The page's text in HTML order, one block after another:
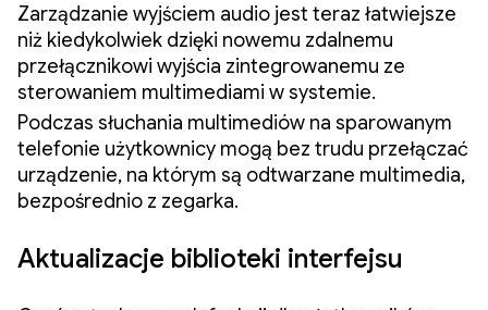
Zarządzanie wyjściem audio jest teraz łatwiejsze
niż kiedykolwiek dzięki nowemu zdalnemu
przełącznikowi wyjścia zintegrowanemu ze
sterowaniem multimediami w systemie.
Podczas słuchania multimediów na sparowanym
telefonie użytkownicy mogą bez trudu przełączać
urządzenie, na którym są odtwarzane multimedia,
bezpośrednio z zegarka.
Aktualizacje biblioteki interfejsu